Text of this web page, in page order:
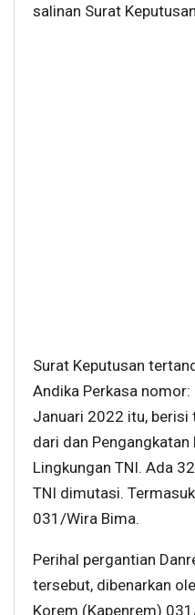
salinan Surat
Surat Keputusan
Andika Perkasa
Januari 2022 itu, berisi
dari dan
Lingkungan TNI. Ada
TNI dimutasi.
031/Wira Bima.
Perihal pergantian
tersebut, dibenarkan
Korem (Kapenrem)